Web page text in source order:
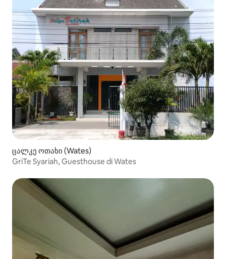
ცალკე ოთახი (Wates)
GriTe Syariah, Guesthouse di Wates